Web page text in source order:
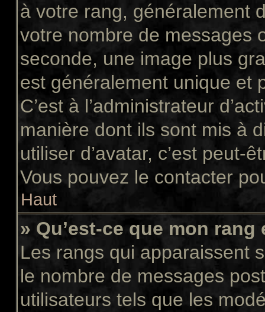
à votre rang, généralement
votre nombre de messages
seconde, une image plus
est généralement unique et
C’est à l’administrateur
manière dont ils sont mis à
utiliser d’avatar, c’est peut-
Vous pouvez le contacter
Haut
» Qu’est-ce que mon
Les rangs qui apparaissent
le nombre de messages
utilisateurs tels que les